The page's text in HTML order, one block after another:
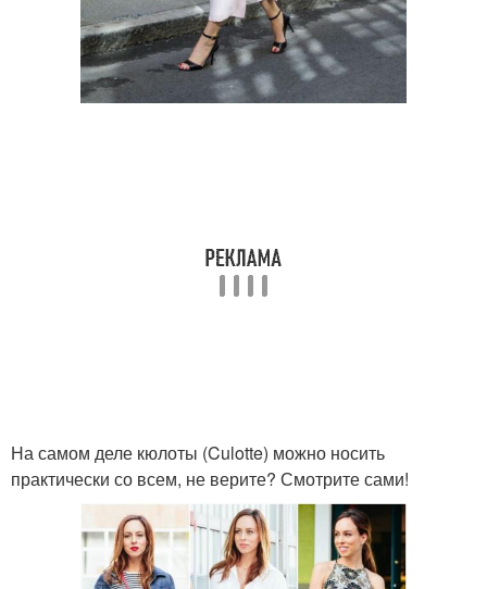
На самом деле кюлоты (Culotte) можно носить
практически со всем, не верите? Смотрите сами!